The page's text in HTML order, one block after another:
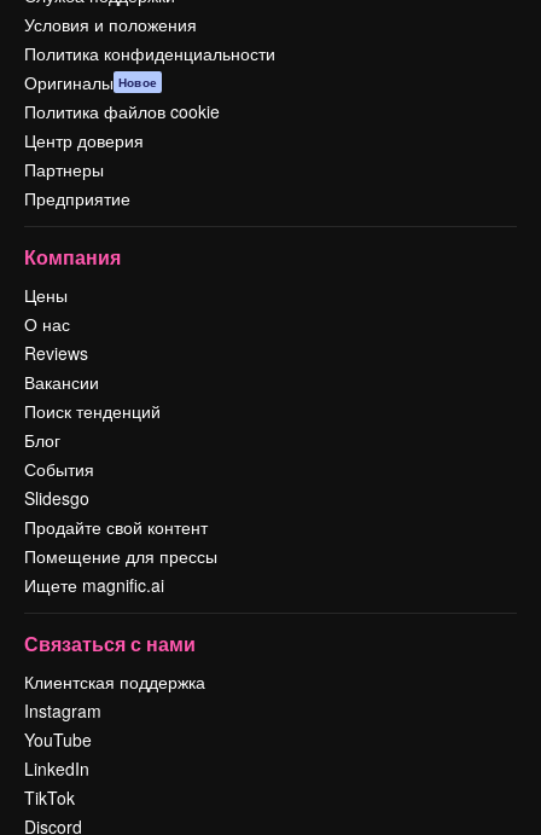
Условия и положения
Политика конфиденциальности
Оригиналы Новое
Политика файлов cookie
Центр доверия
Партнеры
Предприятие
Компания
Цены
О нас
Reviews
Вакансии
Поиск тенденций
Блог
События
Slidesgo
Продайте свой контент
Помещение для прессы
Ищете magnific.ai
Связаться с нами
Клиентская поддержка
Instagram
YouTube
LinkedIn
TikTok
Discord